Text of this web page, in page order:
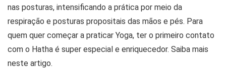
nas posturas, intensificando a prática por meio da
respiração e posturas propositais das mãos e pés. Para
quem quer começar a praticar Yoga, ter o primeiro contato
com o Hatha é super especial e enriquecedor. Saiba mais
neste artigo.